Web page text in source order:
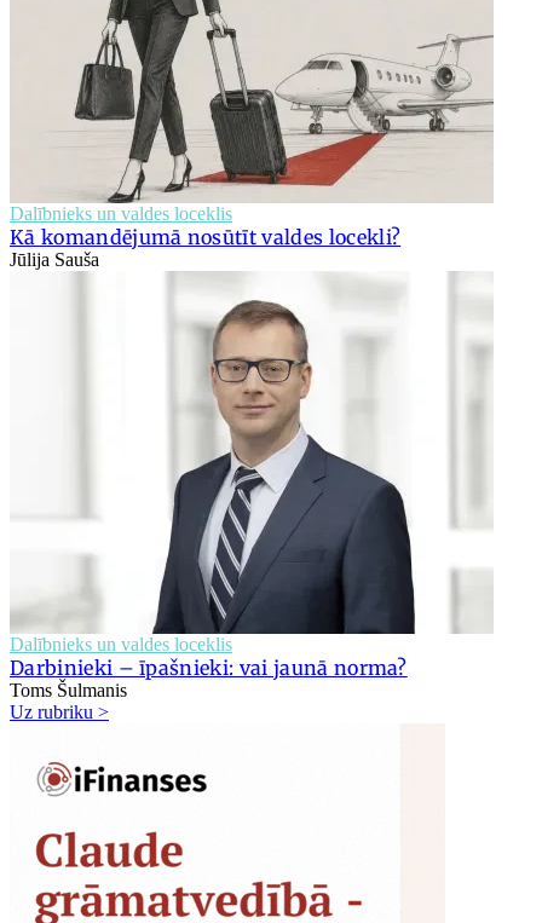
Dalībnieks un valdes loceklis
Kā komandējumā nosūtīt valdes locekli?
Jūlija Sauša
Dalībnieks un valdes loceklis
Darbinieki – īpašnieki: vai jaunā norma?
Toms Šulmanis
Uz rubriku >